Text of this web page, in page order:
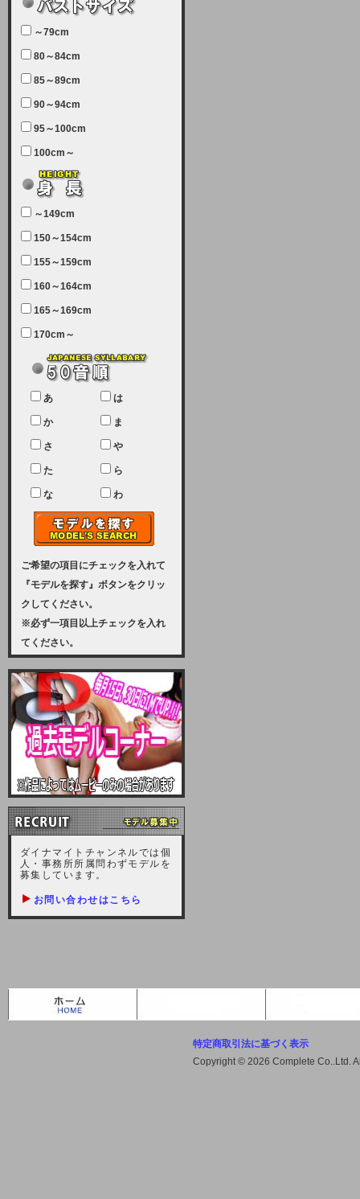
ユーザー様には大変ご迷惑をおかけ
しました。無事、メンテナンスが完
致します。
2025-06-11 (水)
【サーバーメンテナンス実施につい
7月5日（土曜日）午前7：00から午
テナンスを実施します。ユーザー様
にはご迷惑をおかけしますがご理解
いただけます様、宜しくお願い致し
【クレジットカード決済について
②】
現在、クレジットカード決済はJCB
のみになっております。大変ご迷惑
キャシュでの決済は可能ですので、
宜しくお願い致します。
2024-02-23 (金)
【クレジットカード決済について】
只今、クレジットカード会社の都合
により決済ができない状況です。
ユーザー様には、大変ご迷惑をおか
けいたしまして申し訳ございませ
ん。
2023-08-31 (木)
【サーバーメンテナンス実施のお知
らせ】
2023年 9月10日（日曜日）午前8：
サーバーメンテナンスを実施いたし
ます。その為、アクセスはできませ
ますが、ご理解の程を宜しくお願い
致します。
2022-09-01 (木)
【サーバーメンテナンスのお知ら
せ】
9月10日（土曜日）AM6：00から
AM8：00（予定）サーバーメンテ
ナンスを致します。ご迷惑をおかけ
しますが、宜しくお願い致します。
2021-10-22 (金)
2021/10/7に起きました地震によ
不安定な状況もあります。会員様に
は、ご不便をお掛けしますが宜しく
～79cm
80～84cm
85～89cm
90～94cm
95～100cm
100cm～
～149cm
150～154cm
155～159cm
160～164cm
165～169cm
170cm～
あ は
か ま
さ や
た ら
な わ
ご希望の項目にチェックを入れて
『モデルを探す』ボタンをクリッ
クしてください。
※必ず一項目以上チェックを入れ
てください。
ダイナマイトチャンネルでは個
人・事務所所属問わずモデルを
募集しています。
お問い合わせはこちら
特定商取引法に基づく表示
Copyright © 2026 Complete Co..Ltd.